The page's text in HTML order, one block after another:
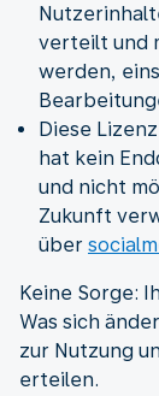
verteilt und
werden,
Diese
hat kein
und nicht
Zukunft
über
Keine Sorge:
Was sich
zur Nutzung
erteilen.